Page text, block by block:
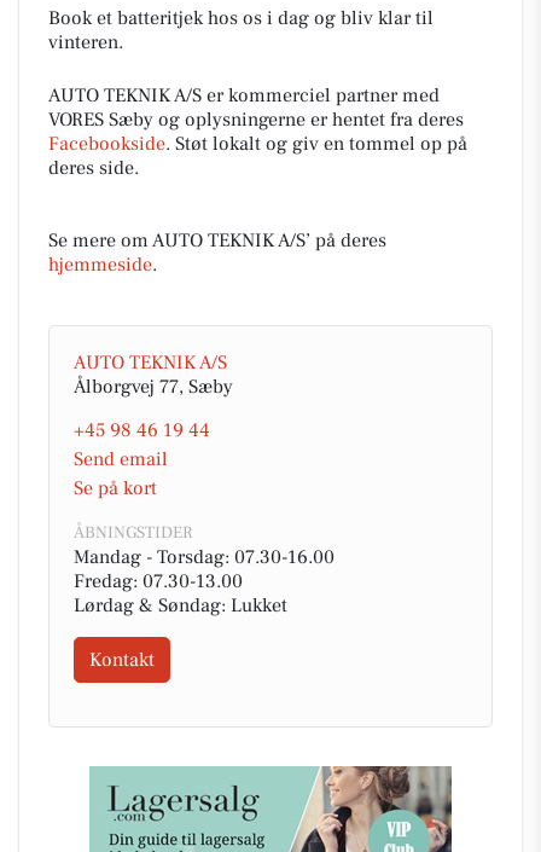
Book et batteritjek hos os i dag og bliv klar til
vinteren.
AUTO TEKNIK A/S er kommerciel partner med
VORES Sæby og oplysningerne er hentet fra deres
Facebookside. Støt lokalt og giv en tommel op på
deres side.
Se mere om AUTO TEKNIK A/S’ på deres
hjemmeside.
AUTO TEKNIK A/S
Ålborgvej 77, Sæby
+45 98 46 19 44
Send email
Se på kort
ÅBNINGSTIDER
Mandag - Torsdag: 07.30-16.00
Fredag: 07.30-13.00
Lørdag & Søndag: Lukket
Kontakt